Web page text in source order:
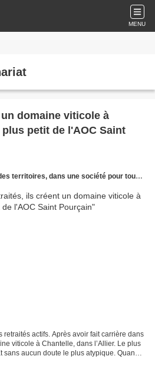
MENU
domaine viticole à
petit de l'AOC Saint
dans une société pour tous les âges
retraités actifs. Après avoir fait carrière dans
viticole à Chantelle, dans l’Allier. Le plus
sans aucun doute le plus atypique. Quand